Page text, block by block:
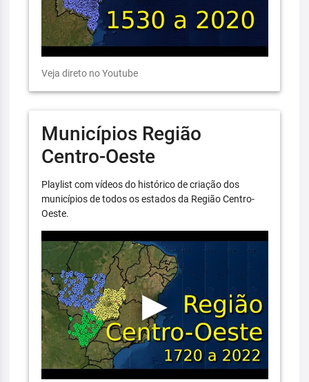
Veja direto no Youtube
Municípios Região
Centro-Oeste
Playlist com vídeos do histórico de criação dos
municípios de todos os estados da Região Centro-
Oeste.